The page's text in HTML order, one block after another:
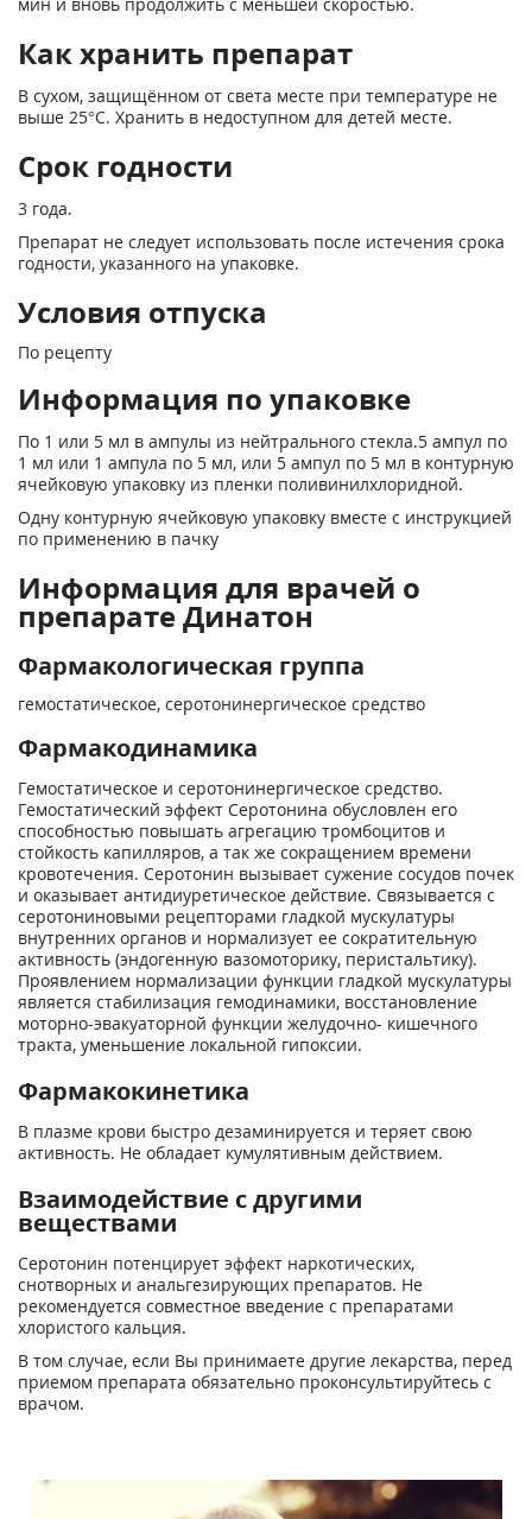
Как хранить препарат
В сухом, защищённом от света месте при температуре не
выше 25°С. Хранить в недоступном для детей месте.
Срок годности
3 года.
Препарат не следует использовать после истечения срока
годности, указанного на упаковке.
Условия отпуска
По рецепту
Информация по упаковке
По 1 или 5 мл в ампулы из нейтрального стекла.5 ампул по
1 мл или 1 ампула по 5 мл, или 5 ампул по 5 мл в контурную
ячейковую упаковку из пленки поливинилхлоридной.
Одну контурную ячейковую упаковку вместе с инструкцией
по применению в пачку
Информация для врачей о
препарате Динатон
Фармакологическая группа
гемостатическое, серотонинергическое средство
Фармакодинамика
Гемостатическое и серотонинергическое средство.
Гемостатический эффект Серотонина обусловлен его
способностью повышать агрегацию тромбоцитов и
стойкость капилляров, а так же сокращением времени
кровотечения. Серотонин вызывает сужение сосудов почек
и оказывает антидиуретическое действие. Связывается с
серотониновыми рецепторами гладкой мускулатуры
внутренних органов и нормализует ее сократительную
активность (эндогенную вазомоторику, перистальтику).
Проявлением нормализации функции гладкой мускулатуры
является стабилизация гемодинамики, восстановление
моторно-эвакуаторной функции желудочно- кишечного
тракта, уменьшение локальной гипоксии.
Фармакокинетика
В плазме крови быстро дезаминируется и теряет свою
активность. Не обладает кумулятивным действием.
Взаимодействие с другими
веществами
Серотонин потенцирует эффект наркотических,
снотворных и анальгезирующих препаратов. Не
рекомендуется совместное введение с препаратами
хлористого кальция.
В том случае, если Вы принимаете другие лекарства, перед
приемом препарата обязательно проконсультируйтесь с
врачом.